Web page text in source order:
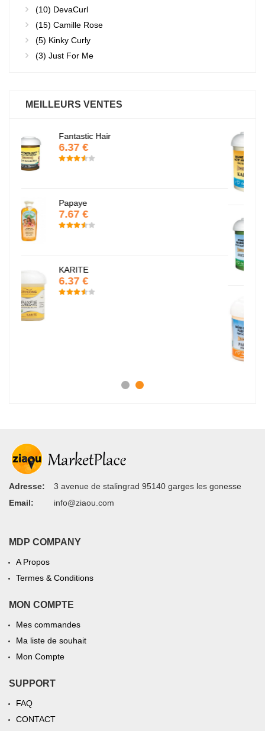
(10) DevaCurl
(15) Camille Rose
(5) Kinky Curly
(3) Just For Me
MEILLEURS VENTES
Adresse:
3 avenue de stalingrad 95140 garges les gonesse
Email:
info@ziaou.com
MDP COMPANY
A Propos
Termes & Conditions
MON COMPTE
Mes commandes
Ma liste de souhait
Mon Compte
SUPPORT
FAQ
CONTACT